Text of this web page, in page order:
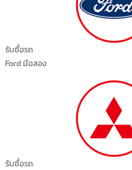
รับซื้อรถ
Ford มือสอง
รับซื้อรถ